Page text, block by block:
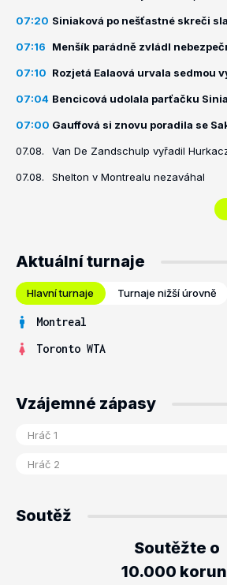
07:20 Siniaková po nešťastné skreči
07:16 Menšík parádně zvládl
07:10 Rozjetá Ealaová urvala sedmou
07:04 Bencicová udolala parťačku
07:00 Gauffová si znovu poradila se
07.08. Van De Zandschulp vyřadil
07.08. Shelton v Montrealu nezaváhal
Aktuální turnaje
Hlavní turnaje Turnaje nižší úrovně
Montreal
Toronto WTA
Vzájemné zápasy
Soutěž
Soutěžte o
10.000